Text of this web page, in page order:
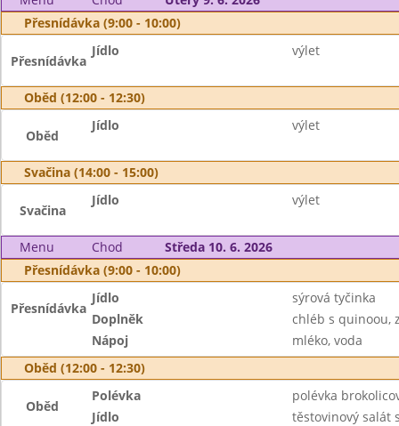
Přesnídávka (9:00 - 10:00)
Přesnídávka
Jídlo výlet
Oběd (12:00 - 12:30)
Oběd
Jídlo výlet
Svačina (14:00 - 15:00)
Svačina
Jídlo výlet
Menu Chod
Středa 10. 6. 2026
Přesnídávka (9:00 - 10:00)
Přesnídávka
Jídlo
sýrová tyčinka
Doplněk
chléb s quinoou,
Nápoj
mléko, voda
Oběd (12:00 - 12:30)
Oběd
Polévka
polévka
Jídlo
těstovinový salát